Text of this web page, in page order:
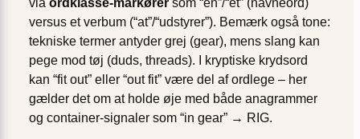
via ordklasse-markører som “en”/“et” (navneord)
versus et verbum (“at”/“udstyrer”). Bemærk også tone:
tekniske termer antyder grej (gear), mens slang kan
pege mod tøj (duds, threads). I kryptiske krydsord
kan “fit out” eller “out fit” være del af ordlege – her
gælder det om at holde øje med både anagrammer
og container-signaler som “in gear” → RIG.